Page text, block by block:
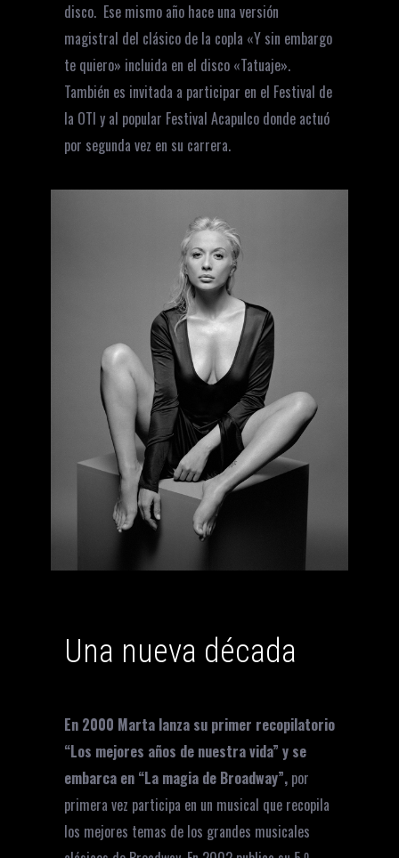
disco. Ese mismo año hace una versión
magistral del clásico de la copla «Y sin embargo
te quiero» incluida en el disco «Tatuaje».
También es invitada a participar en el Festival de
la OTI y al popular Festival Acapulco donde actuó
por segunda vez en su carrera.
Una nueva década
En 2000 Marta lanza su primer recopilatorio
“Los mejores años de nuestra vida” y se
embarca en “La magia de Broadway”,por
primera vez participa en un musical que recopila
los mejores temas de los grandes musicales